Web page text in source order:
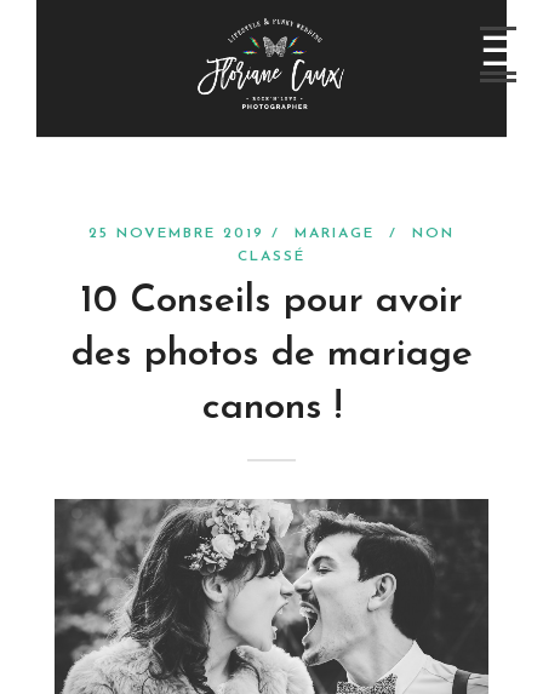
25 NOVEMBRE 2019 / MARIAGE / NON
CLASSÉ
10 Conseils pour avoir
des photos de mariage
canons !